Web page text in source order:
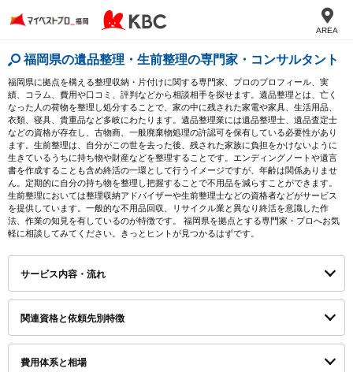
AREA
福岡県の遺品整理・生前整理の専門家・コンサルタント
福岡県に拠点を構える整理収納・片付けに関する専門家、プロのプロフィール、実
績、コラム、費用や口コミ、評判などから相談相手を探せます。遺品整理とは、亡く
なった人の荷物を整理し処分することで、家の中に残された家電や家具、生活用品、
衣類、寝具、貴重品など多岐にわたります。遺品整理業には遺品整理士、遺品査定士
などの資格が存在し、古物商、一般廃棄物処理の許認可を保有している必要性があり
ます。生前整理は、自分がこの世を去った後、残された家族に負担をかけないように
生きているうちに持ち物や財産などを整理することです。エンディングノートや遺言
書を作成することも含め終活の一環として行うイメージですが、年齢は関係ありませ
ん。定期的に自分の持ち物を整理し把握することで不用品を減らすことができます。
生前整理においては整理収納アドバイザーや生前整理士などの資格者などがサービス
を提供しています。一般的な不用品回収、リサイクル業と異なり終活を意識した作
法、作業の知見を有しているのが特徴です。 福岡県を拠点とする専門家・プロへお気
軽に相談してみてください。きっとヒントが見つかるはずです。
サービス内容・流れ
関連資格と依頼先別特徴
費用体系と相場